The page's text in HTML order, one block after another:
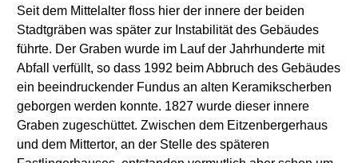
Seit dem Mittelalter floss hier der innere der beiden
Stadtgräben was später zur Instabilität des Gebäudes
führte. Der Graben wurde im Lauf der Jahrhunderte mit
Abfall verfüllt, so dass 1992 beim Abbruch des Gebäudes
ein beeindruckender Fundus an alten Keramikscherben
geborgen werden konnte. 1827 wurde dieser innere
Graben zugeschüttet. Zwischen dem Eitzenbergerhaus
und dem Mittertor, an der Stelle des späteren